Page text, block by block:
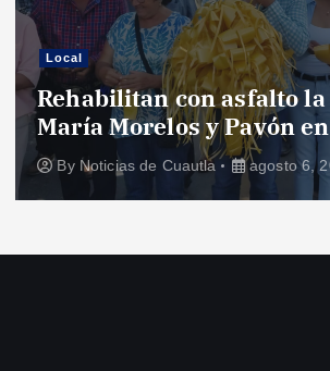
Local
Rehabilitan con asfalto la
María Morelos y Pavón
By Noticias de Cuautla agosto 6,